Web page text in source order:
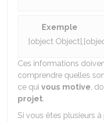
Exemple
[object
Ces informations
comprendre quelles
ce qui vous motive,
projet.
Si vous êtes plusieurs